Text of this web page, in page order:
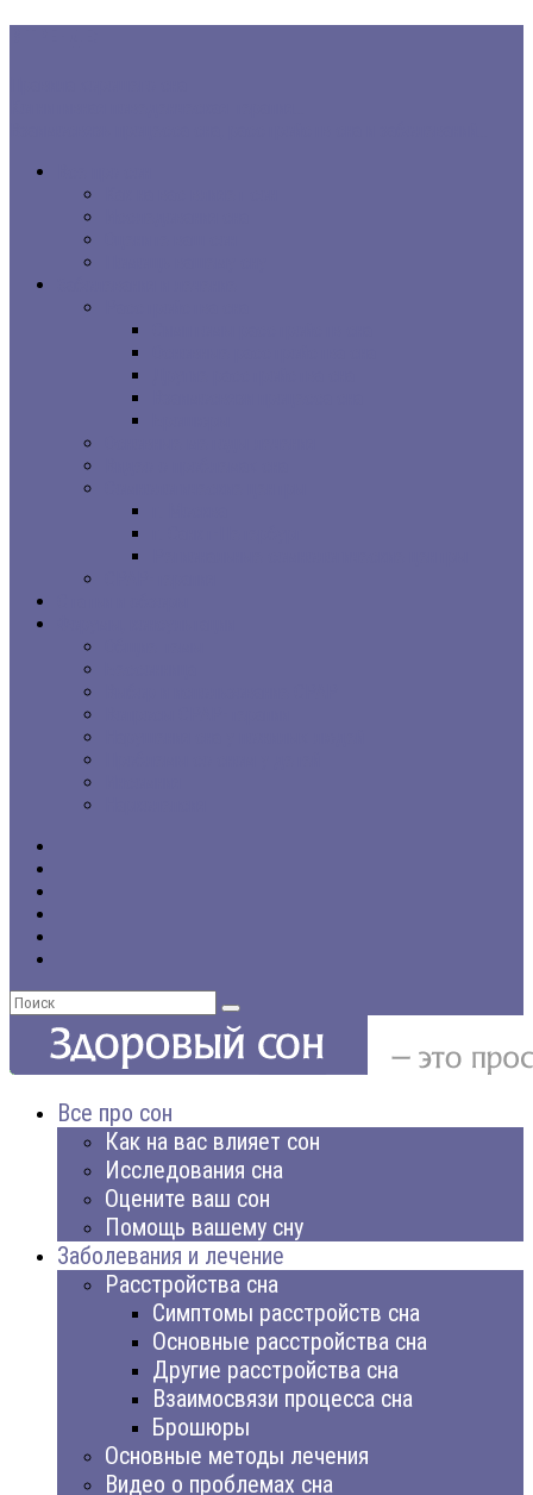
Все про сон
Как на вас влияет сон
Исследования сна
Оцените ваш сон
Помощь вашему сну
Заболевания и лечение
Расстройства сна
Симптомы расстройств сна
Основные расстройства сна
Другие расстройства сна
Взаимосвязи процесса сна
Брошюры
Основные методы лечения
Видео о проблемах сна